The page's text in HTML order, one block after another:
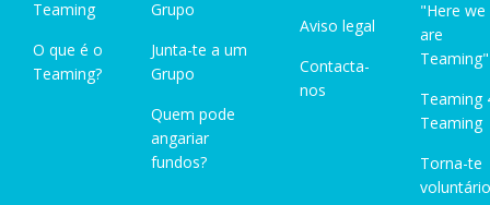
Teaming
O que é o
Teaming?
Grupo
Junta-te a um
Grupo
Quem pode
angariar
fundos?
Aviso legal
Contacta-
nos
"Here we
are
Teaming"
Teaming
Teaming
Torna-te